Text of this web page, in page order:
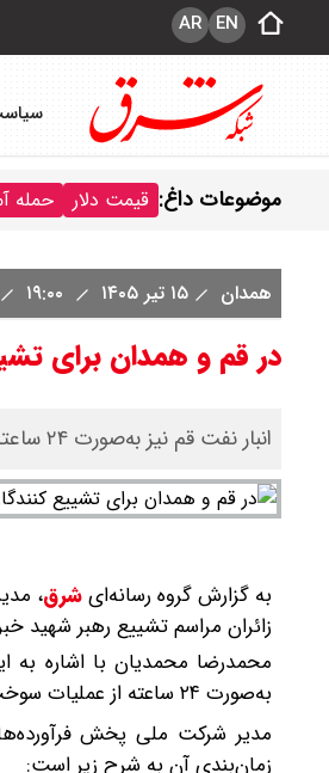
EN
AR
موضوعات داغ: قیمت دلار حمله
همدان ۱۵ تیر ۱۴۰۵
در قم و همدان برای
انبار نفت قم نیز به‌صورت ۲۴ ساعته از عملیات سوخت‌رسانی پشتیبانی می‌کند.
به گزارش گروه رسانه‌ایشرق،
زائران مراسم تشییع رهبر شهید
محمدرضا محمدیان با اشاره به
به‌صورت ۲۴ ساعته از عملیات سوخت‌رسانی پشتیبانی می‌کند.
زمان‌بندی آن به شرح زیر است: